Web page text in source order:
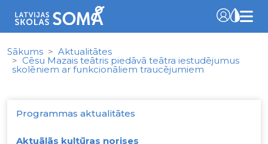
Sākums Aktualitātes
Cēsu Mazais teātris piedāvā teātra iestudējumus
skolēniem ar funkcionāliem traucējumiem
Programmas aktualitātes
Aktuālās kultūras norises